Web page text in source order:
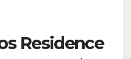
Residence